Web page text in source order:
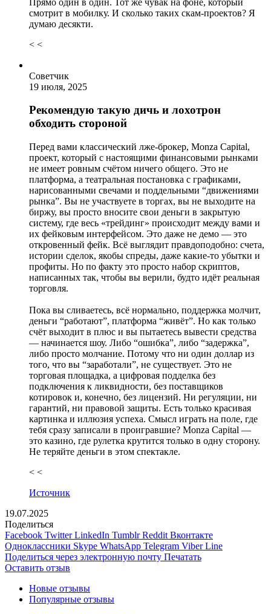
смотрит в мобилку. И сколько таких скам-проектов? Я
думаю десякти.
< <
Советчик
19 июля, 2025
Рекомендую такую дичь и лохотрон
обходить стороной
Перед вами классический лже-брокер, Monza Capital,
проект, который с настоящими финансовыми рынками
не имеет ровным счётом ничего общего. Это не
платформа, а театральная постановка с графиками,
нарисованными свечами и поддельными “движениями
рынка”. Вы не участвуете в торгах, вы не выходите на
биржу, вы просто вносите свои деньги в закрытую
систему, где весь «трейдинг» происходит между вами и
их фейковым интерфейсом. Это даже не демо — это
откровенный фейк. Всё выглядит правдоподобно: счета,
истории сделок, якобы спреды, даже какие-то убытки и
профиты. Но по факту это просто набор скриптов,
написанных так, чтобы вы верили, будто идёт реальная
торговля.
Пока вы сливаетесь, всё нормально, поддержка молчит,
деньги “работают”, платформа “живёт”. Но как только
счёт выходит в плюс и вы пытаетесь вывести средства
— начинается шоу. Либо “ошибка”, либо “задержка”,
либо просто молчание. Потому что ни один доллар из
того, что вы “заработали”, не существует. Это не
торговая площадка, а цифровая подделка без
подключения к ликвидности, без поставщиков
котировок и, конечно, без лицензий. Ни регуляции, ни
гарантий, ни правовой защиты. Есть только красивая
картинка и иллюзия успеха. Смысл играть на поле, где
тебя сразу записали в проигравшие? Monza Capital —
это казино, где рулетка крутится только в одну сторону.
Не теряйте деньги в этом спектакле.
< <
Источник
19.07.2025
Поделиться
Facebook Twitter LinkedIn Tumblr Reddit Вконтакте
Одноклассники Skype WhatsApp Telegram Viber Line
Поделиться через электронную почту Печатать
Оставить отзыв
Новые отзывы
Популярные отзывы